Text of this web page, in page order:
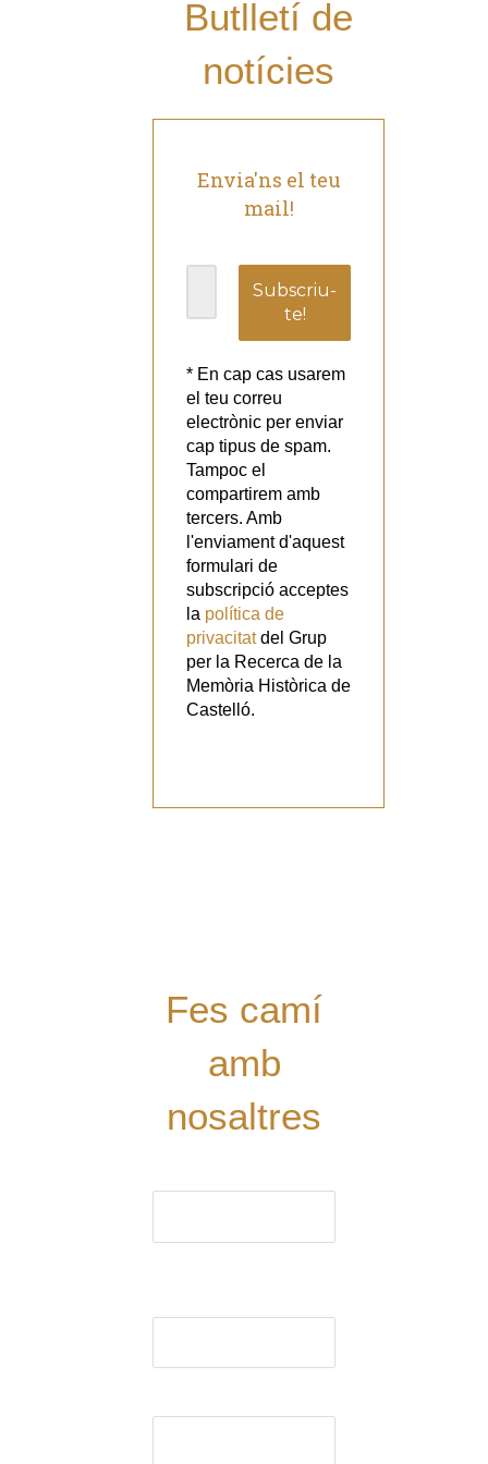
Butlletí de
notícies
Envia'ns el teu
mail!
* En cap cas usarem
el teu correu
electrònic per enviar
cap tipus de spam.
Tampoc el
compartirem amb
tercers. Amb
l'enviament d'aquest
formulari de
subscripció acceptes
la política de
privacitatdel Grup
per la Recerca de la
Memòria Històrica de
Castelló.
Fes camí
amb
nosaltres